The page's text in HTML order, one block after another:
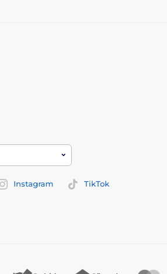
Instagram
TikTok